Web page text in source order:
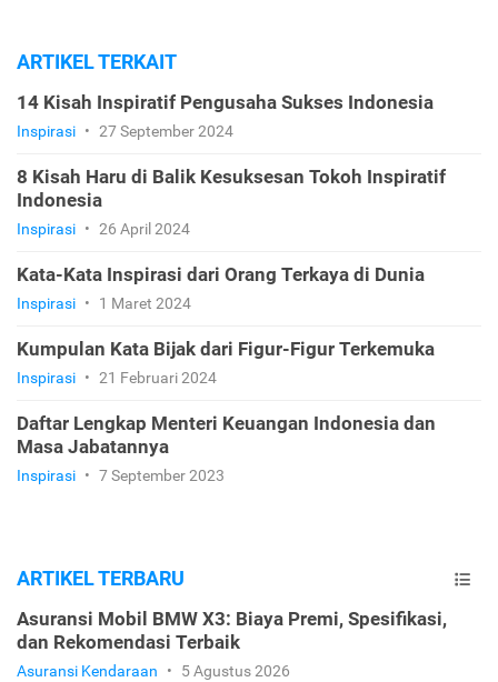
ARTIKEL TERKAIT
14 Kisah Inspiratif Pengusaha Sukses Indonesia
Inspirasi • 27 September 2024
8 Kisah Haru di Balik Kesuksesan Tokoh Inspiratif
Indonesia
Inspirasi • 26 April 2024
Kata-Kata Inspirasi dari Orang Terkaya di Dunia
Inspirasi • 1 Maret 2024
Kumpulan Kata Bijak dari Figur-Figur Terkemuka
Inspirasi • 21 Februari 2024
Daftar Lengkap Menteri Keuangan Indonesia dan
Masa Jabatannya
Inspirasi • 7 September 2023
ARTIKEL TERBARU
Asuransi Mobil BMW X3: Biaya Premi, Spesifikasi,
dan Rekomendasi Terbaik
Asuransi Kendaraan • 5 Agustus 2026